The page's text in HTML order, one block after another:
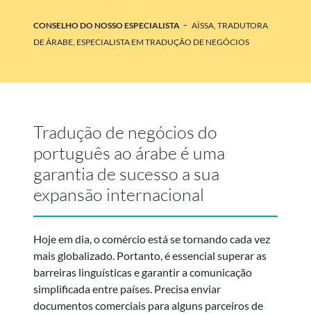
CONSELHO DO NOSSO ESPECIALISTA - AÏSSA, TRADUTORA
DE ÁRABE, ESPECIALISTA EM TRADUÇÃO DE NEGÓCIOS
Tradução de negócios do
português ao árabe é uma
garantia de sucesso a sua
expansão internacional
Hoje em dia, o comércio está se tornando cada vez
mais globalizado. Portanto, é essencial superar as
barreiras linguísticas e garantir a comunicação
simplificada entre países. Precisa enviar
documentos comerciais para alguns parceiros de